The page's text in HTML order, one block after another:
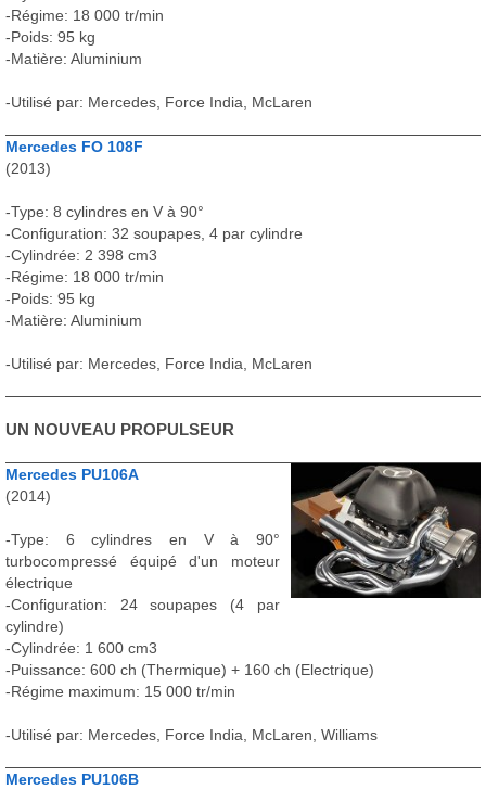
-Régime: 18 000 tr/min
-Poids: 95 kg
-Matière: Aluminium
-Utilisé par: Mercedes, Force India, McLaren
Mercedes FO 108F
(2013)
-Type: 8 cylindres en V à 90°
-Configuration: 32 soupapes, 4 par cylindre
-Cylindrée: 2 398 cm3
-Régime: 18 000 tr/min
-Poids: 95 kg
-Matière: Aluminium
-Utilisé par: Mercedes, Force India, McLaren
UN NOUVEAU PROPULSEUR
Mercedes PU106A
(2014)
-Type: 6 cylindres en V à 90°
turbocompressé équipé d'un moteur
électrique
-Configuration: 24 soupapes (4 par
cylindre)
-Cylindrée: 1 600 cm3
-Puissance: 600 ch (Thermique) + 160 ch (Electrique)
-Régime maximum: 15 000 tr/min
-Utilisé par: Mercedes, Force India, McLaren, Williams
Mercedes PU106B